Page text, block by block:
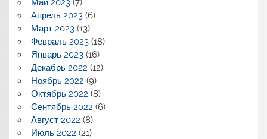
Апрель 2023(6)
Март 2023(13)
Февраль 2023(18)
Январь 2023(16)
Декабрь 2022 (12)
Ноябрь 2022 (9)
Октябрь 2022 (8)
Сентябрь 2022 (6)
Август 2022 (8)
Июль 2022 (21)